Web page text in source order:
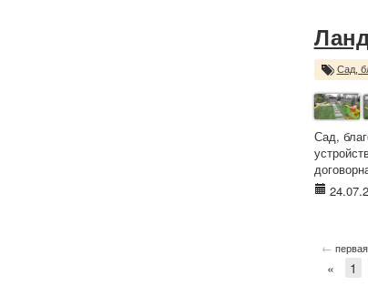
Сад,
Сад,
← первая
« 1